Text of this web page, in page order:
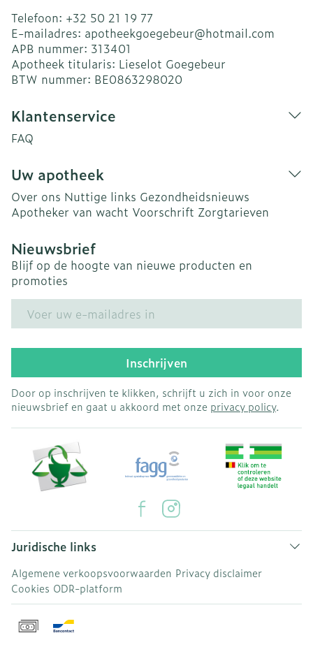
Telefoon: +32 50 21 19 77
E-mailadres: apotheekgoegebeur@hotmail.com
APB nummer: 313401
Apotheek titularis: Lieselot Goegebeur
BTW nummer: BE0863298020
Klantenservice
FAQ
Uw apotheek
Over ons Nuttige links Gezondheidsnieuws
Apotheker van wacht Voorschrift Zorgtarieven
Nieuwsbrief
Blijf op de hoogte van nieuwe producten en
promoties
Inschrijven
Door op inschrijven te klikken, schrijft u zich in voor onze
nieuwsbrief en gaat u akkoord met onze privacy policy.
Juridische links
Algemene verkoopsvoorwaarden Privacy disclaimer
Cookies ODR-platform